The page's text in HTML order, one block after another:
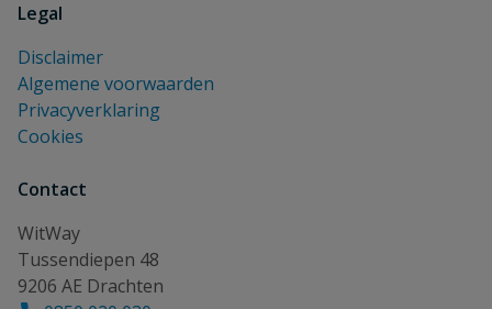
Legal
Disclaimer
Algemene voorwaarden
Privacyverklaring
Cookies
Contact
WitWay
Tussendiepen 48
9206 AE Drachten